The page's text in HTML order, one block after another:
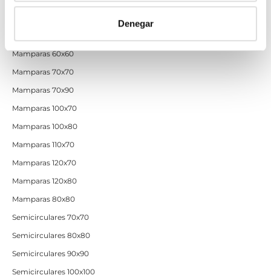
Denegar
Mamparas 60x60
Mamparas 70x70
Mamparas 70x90
Mamparas 100x70
Mamparas 100x80
Mamparas 110x70
Mamparas 120x70
Mamparas 120x80
Mamparas 80x80
Semicirculares 70x70
Semicirculares 80x80
Semicirculares 90x90
Semicirculares 100x100